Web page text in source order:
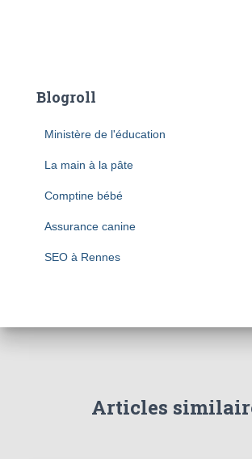
Blogroll
Ministère de l'éducation
La main à la pâte
Comptine bébé
Assurance canine
SEO à Rennes
Articles